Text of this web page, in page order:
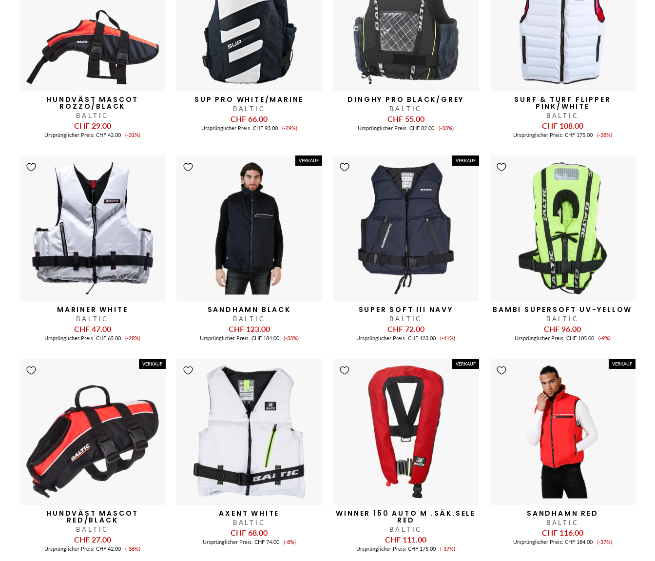
HUNDVÄST MASCOT
ROZZO/BLACK
BALTIC
CHF 29.00
Ursprünglicher Preis:CHF 42.00 Verkaufspreis
(-31%)
SUP PRO WHITE/MARINE
BALTIC
CHF 66.00
Ursprünglicher Preis: CHF 93.00 Verkaufspreis
(-29%)
DINGHY PRO BLACK/GREY
BALTIC
CHF 55.00
Ursprünglicher Preis:CHF 82.00 Verkaufspreis
(-33%)
SURF & TURF FLIPPER
PINK/WHITE
BALTIC
CHF 108.00
Ursprünglicher Preis: CHF 175.00 Verkaufspreis
(-38%)
MARINER WHITE
BALTIC
CHF 47.00
Ursprünglicher Preis:CHF 65.00 Verkaufspreis
(-28%)
VERKAUF
SANDHAMN BLACK
BALTIC
CHF 123.00
Ursprünglicher Preis: CHF 184.00 Verkaufspreis
(-33%)
VERKAUF
SUPER SOFT III NAVY
BALTIC
CHF 72.00
Ursprünglicher Preis:CHF 123.00 Verkaufspreis
(-41%)
BAMBI SUPERSOFT UV-YELLOW
BALTIC
CHF 96.00
Ursprünglicher Preis: CHF 105.00 Verkaufspreis
(-9%)
VERKAUF
HUNDVÄST MASCOT
RED/BLACK
BALTIC
CHF 27.00
Ursprünglicher Preis:CHF 42.00 Verkaufspreis
(-36%)
AXENT WHITE
BALTIC
CHF 68.00
Ursprünglicher Preis: CHF 74.00 Verkaufspreis
(-8%)
VERKAUF
WINNER 150 AUTO M .SÄK.SELE
RED
BALTIC
CHF 111.00
Ursprünglicher Preis:CHF 175.00 Verkaufspreis
(-37%)
VERKAUF
SANDHAMN RED
BALTIC
CHF 116.00
Ursprünglicher Preis: CHF 184.00 Verkaufspreis
(-37%)